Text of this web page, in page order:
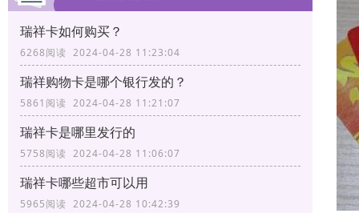
瑞祥卡如何购买？
6268阅读 2024-04-28 11:23:04
瑞祥购物卡是哪个银行发的？
5861阅读 2024-04-28 11:21:07
瑞祥卡是哪里发行的
5758阅读 2024-04-28 11:06:07
瑞祥卡哪些超市可以用
5965阅读 2024-04-28 10:42:39